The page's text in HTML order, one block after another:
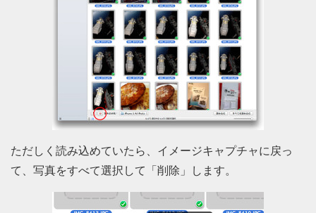
ただしく読み込めていたら、イメージキャプチャに戻っ
て、写真をすべて選択して「削除」します。